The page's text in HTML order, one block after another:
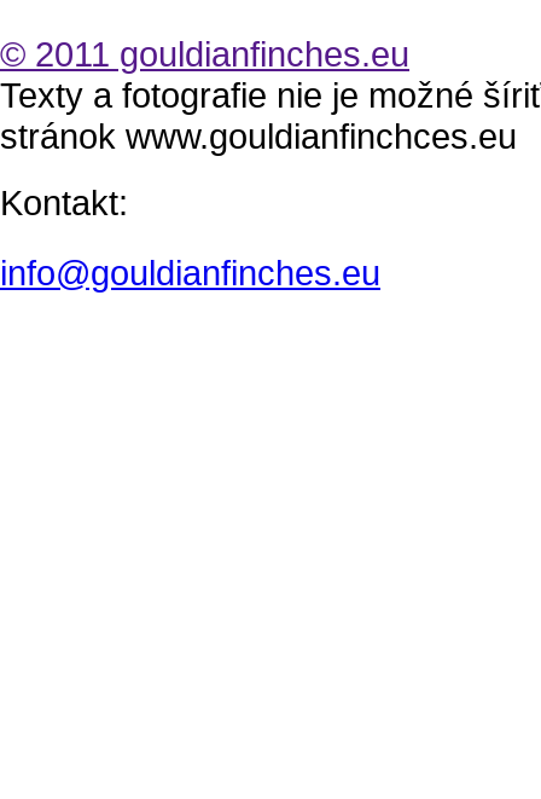
© 2011 gouldianfinches.eu
Texty a fotografie nie je možné
stránok www.gouldianfinchces.eu
Kontakt:
info@gouldianfinches.eu